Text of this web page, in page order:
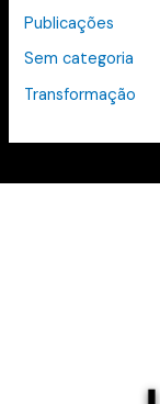
Publicações
Sem categoria
Transformação